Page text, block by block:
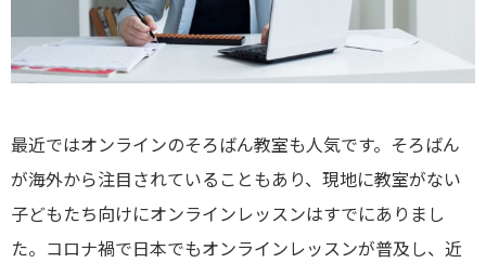
最近ではオンラインのそろばん教室も人気です。そろばん
が海外から注目されていることもあり、現地に教室がない
子どもたち向けにオンラインレッスンはすでにありまし
た。コロナ禍で日本でもオンラインレッスンが普及し、近